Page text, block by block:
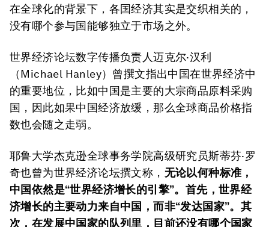
在全球化的背景下，各国经济其实是交织相关的，
没有哪个参与国能够独立于市场之外。
世界经济论坛数字传播负责人迈克尔·汉利
（Michael Hanley）曾撰文指出中国在世界经济中
的重要地位，比如中国是主要的大宗商品原料采购
国，因此如果中国经济放缓，那么全球商品价格指
数也会随之走弱。
耶鲁大学杰克逊全球事务学院高级研究员斯蒂芬·罗
奇也曾为世界经济论坛撰文称， 无论以何种标准，
中国依然是“世界经济增长的引擎”。首先，世界经
济增长的主要动力来自中国，而非“发达国家”。其
次，在发展中国家的队列里，目前还没有哪个国家